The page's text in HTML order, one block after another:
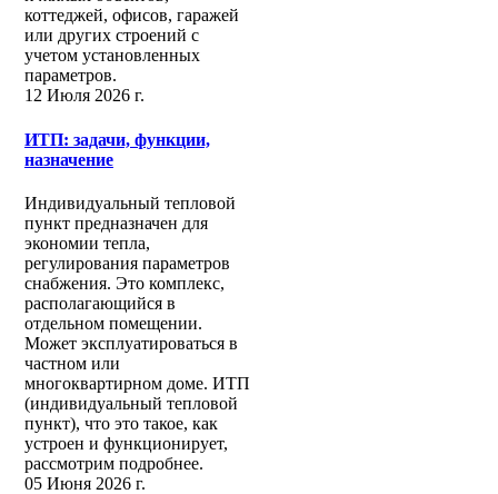
коттеджей, офисов, гаражей
или других строений с
учетом установленных
параметров.
12 Июля 2026 г.
ИТП: задачи, функции,
назначение
Индивидуальный тепловой
пункт предназначен для
экономии тепла,
регулирования параметров
снабжения. Это комплекс,
располагающийся в
отдельном помещении.
Может эксплуатироваться в
частном или
многоквартирном доме. ИТП
(индивидуальный тепловой
пункт), что это такое, как
устроен и функционирует,
рассмотрим подробнее.
05 Июня 2026 г.